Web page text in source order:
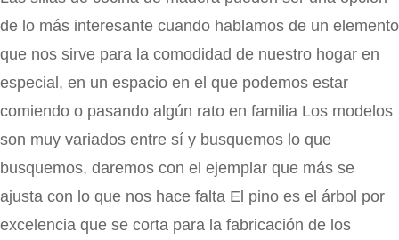
de lo más interesante cuando hablamos de un elemento
que nos sirve para la comodidad de nuestro hogar en
especial, en un espacio en el que podemos estar
comiendo o pasando algún rato en familia Los modelos
son muy variados entre sí y busquemos lo que
busquemos, daremos con el ejemplar que más se
ajusta con lo que nos hace falta El pino es el árbol por
excelencia que se corta para la fabricación de los